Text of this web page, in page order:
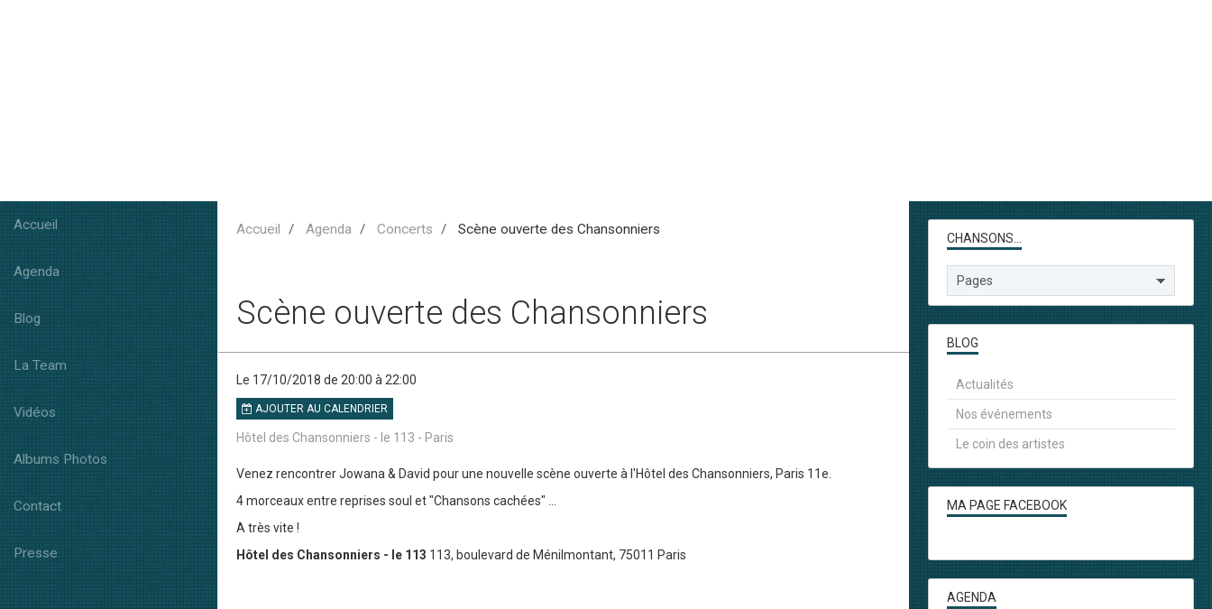
Accueil
Agenda
Blog
La Team
Vidéos
Albums Photos
Contact
Presse
Accueil Agenda Concerts Scène ouverte des Chansonniers
Scène ouverte des Chansonniers
Le 17/10/2018 de 20:00 à 22:00
AJOUTER AU CALENDRIER
Hôtel des Chansonniers - le 113 - Paris
Venez rencontrer Jowana & David pour une nouvelle scène ouverte à l'Hôtel des Chansonniers, Paris 11e.
4 morceaux entre reprises soul et "Chansons cachées" ...
A très vite !
Hôtel des Chansonniers - le 113 113, boulevard de Ménilmontant, 75011 Paris
CHANSONS...
BLOG
Actualités
Nos événements
Le coin des artistes
MA PAGE FACEBOOK
AGENDA